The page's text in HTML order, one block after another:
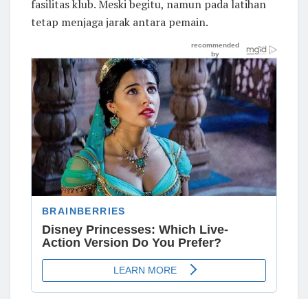
fasilitas klub. Meski begitu, namun pada latihan
tetap menjaga jarak antara pemain.